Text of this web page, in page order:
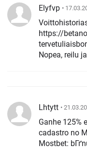
Elyfvp •
https://
Nopea, reilu
Lhtytt •
Ganhe 125%
Mostbet: